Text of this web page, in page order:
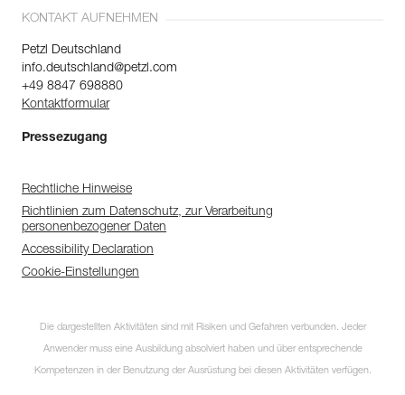
KONTAKT AUFNEHMEN
Petzl Deutschland
info.deutschland@petzl.com
+49 8847 698880
Kontaktformular
Pressezugang
Rechtliche Hinweise
Richtlinien zum Datenschutz, zur Verarbeitung
personenbezogener Daten
Accessibility Declaration
Cookie-Einstellungen
Die dargestellten Aktivitäten sind mit Risiken und Gefahren verbunden. Jeder
Anwender muss eine Ausbildung absolviert haben und über entsprechende
Kompetenzen in der Benutzung der Ausrüstung bei diesen Aktivitäten verfügen.